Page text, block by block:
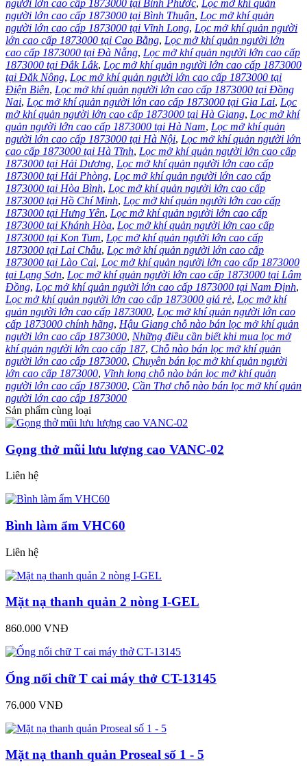
người lớn cao cấp 1873000 tại Bình Phước, Lọc mở khí quản
người lớn cao cấp 1873000 tại Bình Thuận, Lọc mở khí quản
người lớn cao cấp 1873000 tại Vĩnh Long, Lọc mở khí quản người
lớn cao cấp 1873000 tại Cao Bằng, Lọc mở khí quản người lớn
cao cấp 1873000 tại Đà Nẵng, Lọc mở khí quản người lớn cao cấp
1873000 tại Đắk Lắk, Lọc mở khí quản người lớn cao cấp 1873000
tại Đắk Nông, Lọc mở khí quản người lớn cao cấp 1873000 tại
Điện Biên, Lọc mở khí quản người lớn cao cấp 1873000 tại Đồng
Nai, Lọc mở khí quản người lớn cao cấp 1873000 tại Gia Lai, Lọc
mở khí quản người lớn cao cấp 1873000 tại Hà Giang, Lọc mở khí
quản người lớn cao cấp 1873000 tại Hà Nam, Lọc mở khí quản
người lớn cao cấp 1873000 tại Hà Nội, Lọc mở khí quản người lớn
cao cấp 1873000 tại Hà Tĩnh, Lọc mở khí quản người lớn cao cấp
1873000 tại Hải Dương, Lọc mở khí quản người lớn cao cấp
1873000 tại Hải Phòng, Lọc mở khí quản người lớn cao cấp
1873000 tại Hòa Bình, Lọc mở khí quản người lớn cao cấp
1873000 tại Hồ Chí Minh, Lọc mở khí quản người lớn cao cấp
1873000 tại Hưng Yên, Lọc mở khí quản người lớn cao cấp
1873000 tại Khánh Hòa, Lọc mở khí quản người lớn cao cấp
1873000 tại Kon Tum, Lọc mở khí quản người lớn cao cấp
1873000 tại Lai Châu, Lọc mở khí quản người lớn cao cấp
1873000 tại Lào Cai, Lọc mở khí quản người lớn cao cấp 1873000
tại Lạng Sơn, Lọc mở khí quản người lớn cao cấp 1873000 tại Lâm
Đồng, Lọc mở khí quản người lớn cao cấp 1873000 tại Nam Định,
Lọc mở khí quản người lớn cao cấp 1873000 giá rẻ, Lọc mở khí
quản người lớn cao cấp 1873000, Lọc mở khí quản người lớn cao
cấp 1873000 chính hãng, Hậu Giang chỗ nào bán lọc mở khí quản
người lớn cao cấp 1873000, Những điều cần biết khi mua lọc mở
khí quản người lớn cao cấp 187, Chỗ nào bán lọc mở khí quản
người lớn cao cấp 1873000, Chuyên bán lọc mở khí quản người
lớn cao cấp 1873000, Vĩnh long chỗ nào bán lọc mở khí quản
người lớn cao cấp 1873000, Cần Thơ chỗ nào bán lọc mở khí quản
người lớn cao cấp 1873000
Sản phẩm cùng loại
Gọng thở mũi lưu lượng cao VANC-02
Liên hệ
Bình làm ẩm VHC60
Liên hệ
Mặt nạ thanh quản 2 nòng I-GEL
860.000 VNĐ
Ống nối chữ T cai máy thở CT-13145
76.000 VNĐ
Mặt nạ thanh quản Proseal số 1 - 5